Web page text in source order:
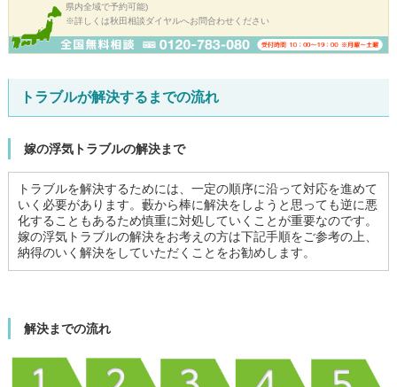
県内全域で予約可能)
※詳しくは秋田相談ダイヤルへお問合わせください
トラブルが解決するまでの流れ
嫁の浮気トラブルの解決まで
トラブルを解決するためには、一定の順序に沿って対応を進めて
いく必要があります。藪から棒に解決をしようと思っても逆に悪
化することもあるため慎重に対処していくことが重要なのです。
嫁の浮気トラブルの解決をお考えの方は下記手順をご参考の上、
納得のいく解決をしていただくことをお勧めします。
解決までの流れ